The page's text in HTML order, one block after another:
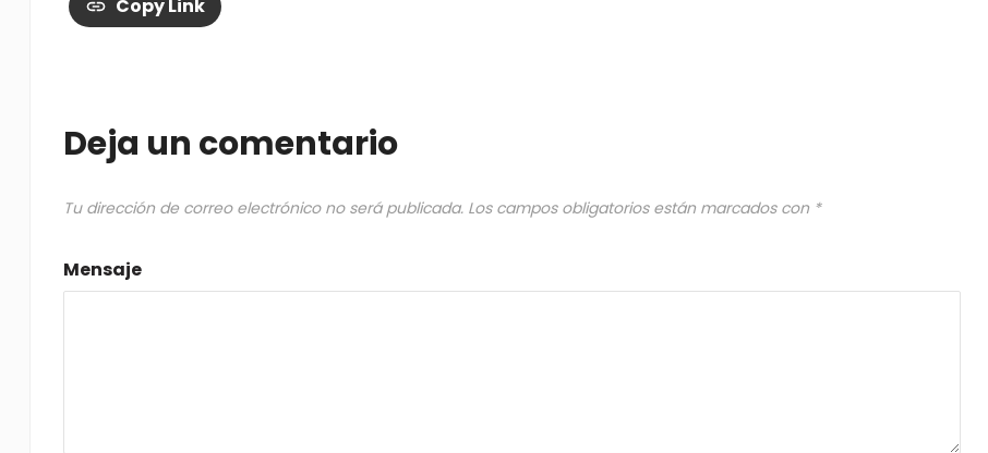
Copy Link
Deja un comentario
Tu dirección de correo electrónico no será publicada. Los campos obligatorios están marcados con *
Mensaje